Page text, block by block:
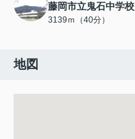
藤岡市立鬼石中学校
3139ｍ（40分）
地図